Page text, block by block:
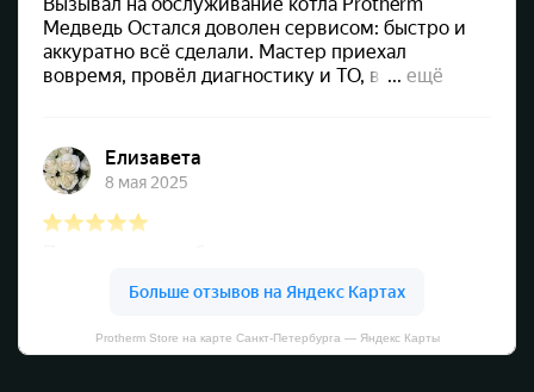
Protherm Store на карте Санкт‑Петербурга — Яндекс Карты